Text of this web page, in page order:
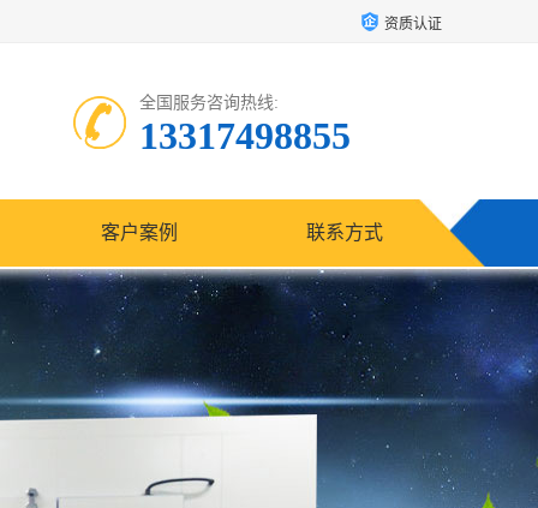
资质认证
全国服务咨询热线:
13317498855
客户案例 联系方式